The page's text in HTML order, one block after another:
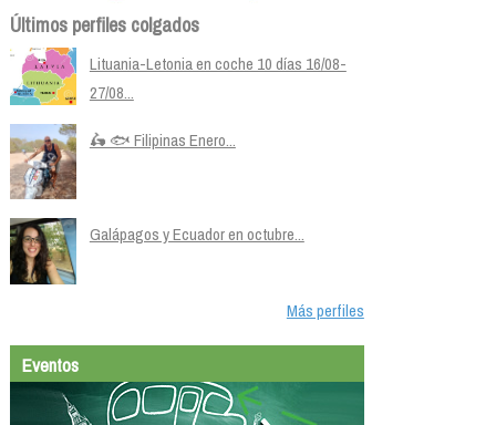
Últimos perfiles colgados
Lituania-Letonia en coche 10 días 16/08-
27/08...
🛵 🐟 Filipinas Enero...
Galápagos y Ecuador en octubre...
Más perfiles
Eventos